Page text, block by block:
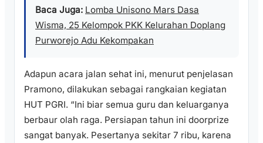
Baca Juga: Lomba Unisono Mars Dasa
Wisma, 25 Kelompok PKK Kelurahan Doplang
Purworejo Adu Kekompakan
Adapun acara jalan sehat ini, menurut penjelasan
Pramono, dilakukan sebagai rangkaian kegiatan
HUT PGRI. “Ini biar semua guru dan keluarganya
berbaur olah raga. Persiapan tahun ini doorprize
sangat banyak. Pesertanya sekitar 7 ribu, karena